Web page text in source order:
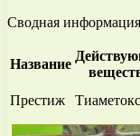
Сводная
Название
Престиж